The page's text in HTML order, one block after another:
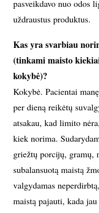
Tikrai taip ir yra labai
pakeitę savo mitybą,
išsisprendžia
migreniniai skausmai,
moterys, negalėjusios
vyksta stebuklai! (
šypsosi
Pritaikius homeopatijos
pasveikdavo nuo odos
uždraustus produktus.
Kas yra svarbiau
(tinkami maisto
kokybė)?